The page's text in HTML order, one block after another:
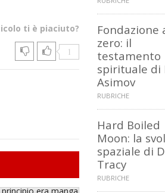
ti è piaciuto?
1
Fondazione
zero: il
testamento
spirituale di
Asimov
RUBRICHE
Hard Boiled
Moon: la
spaziale di
Tracy
RUBRICHE